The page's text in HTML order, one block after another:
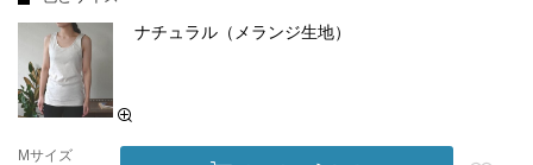
ナチュラル（メランジ生地）
Mサイズ